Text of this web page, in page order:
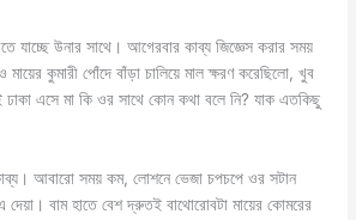
যাচ্ছে উনার সাথে। আগেরবার কাব্য জিজ্ঞেস করার সময়
কুমারী পোঁদে বাঁড়া চালিয়ে মাল ক্ষরণ করেছিলো, খুব
ঢাকা এসে মা কি ওর সাথে কোন কথা বলে নি? যাক এতকিছু
আবারো সময় কম, লোশনে ভেজা চপচপে ওর সটান
বাম হাতে বেশ দ্রুতই বাথোরোবটা মায়ের কোমরের